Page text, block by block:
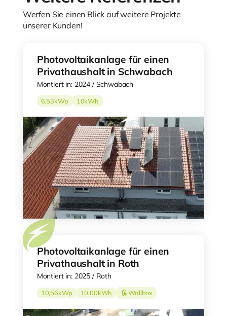
Werfen Sie einen Blick auf weitere Projekte
unserer Kunden!
Photovoltaikanlage für einen
Privathaushalt in Schwabach
Montiert in: 2024 / Schwabach
6,53kWp 10kWh
Photovoltaikanlage für einen
Privathaushalt in Roth
Montiert in: 2025 / Roth
10,56kWp 10,00kWh Wallbox